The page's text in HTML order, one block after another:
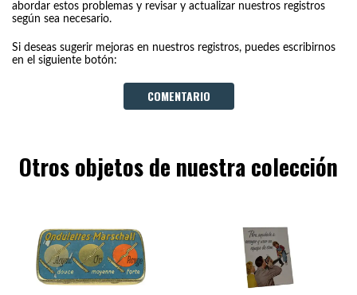
abordar estos problemas y revisar y actualizar nuestros registros
según sea necesario.
Si deseas sugerir mejoras en nuestros registros, puedes escribirnos
en el siguiente botón:
COMENTARIO
Otros objetos de nuestra colección